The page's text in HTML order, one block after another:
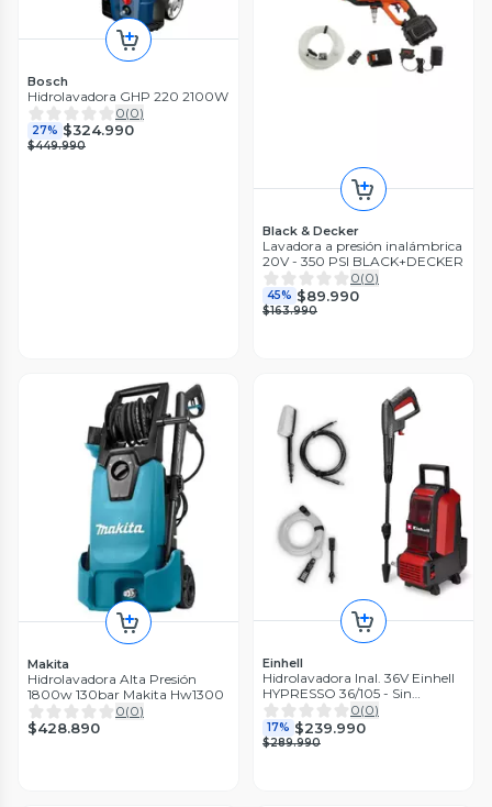
Bosch
Hidrolavadora GHP 220 2100W
0(0)
27% $324.990
$449.990
Black & Decker
Lavadora a presión inalámbrica
20V - 350 PSI BLACK+DECKER
0(0)
45% $89.990
$163.990
Makita
Hidrolavadora Alta Presión
1800w 130bar Makita Hw1300
0(0)
$428.890
Einhell
Hidrolavadora Inal. 36V Einhell
HYPRESSO 36/105 - Sin
Baterías
0(0)
17% $239.990
$289.990